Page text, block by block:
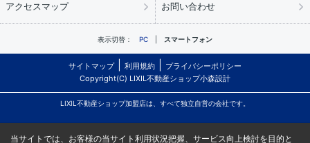
アクセスマップ お問い合わせ
表示切替： PC スマートフォン
サイトマップ 利用規約
プライバシーポリシー
Copyright(C) LIXIL不動産ショップ小森設計
LIXIL不動産ショップ加盟店は、すべて独立自営の会社です。
当サイトでは、お客様の当サイト利用状況把握、サービス向上検討を目的と